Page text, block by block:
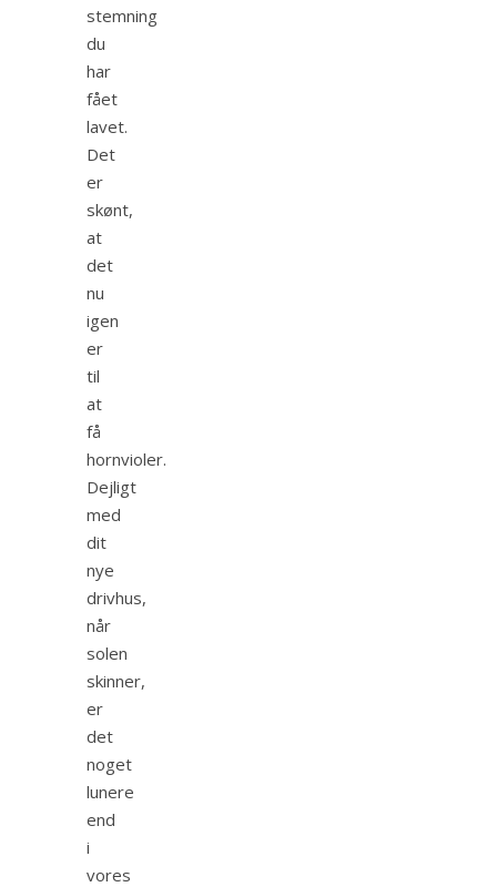
stemning
du
har
fået
lavet.
Det
er
skønt,
at
det
nu
igen
er
til
at
få
hornvioler.
Dejligt
med
dit
nye
drivhus,
når
solen
skinner,
er
det
noget
lunere
end
i
vores